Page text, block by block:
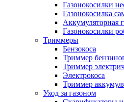
Газонокосилки
Газонокосилка
Аккумуляторная
Газонокосилки
Триммеры
Бензокоса
Триммер
Триммер
Электрокоса
Триммер
Уход за газоном